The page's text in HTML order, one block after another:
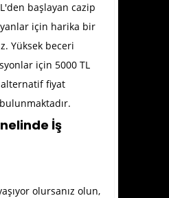
başlayan cazip
için harika bir
Yüksek beceri
için 5000 TL
fiyat
İş
olursanız olun,